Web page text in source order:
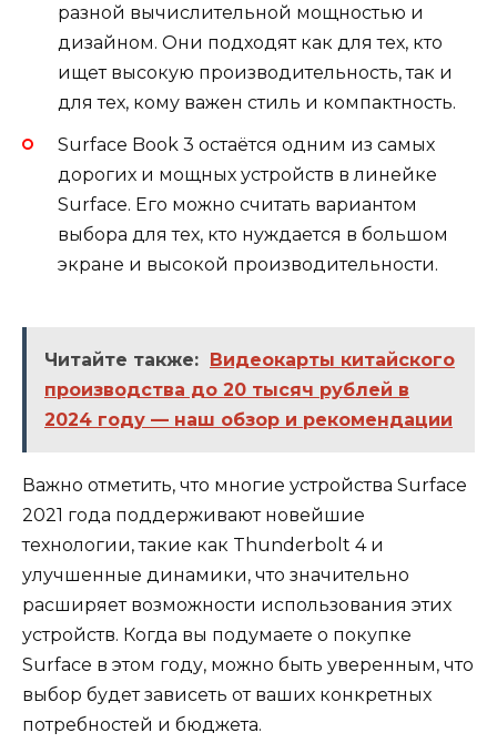
разной вычислительной мощностью и
дизайном. Они подходят как для тех, кто
ищет высокую производительность, так и
для тех, кому важен стиль и компактность.
Surface Book 3 остаётся одним из самых
дорогих и мощных устройств в линейке
Surface. Его можно считать вариантом
выбора для тех, кто нуждается в большом
экране и высокой производительности.
Читайте также: Видеокарты китайского
производства до 20 тысяч рублей в
2024 году — наш обзор и рекомендации
Важно отметить, что многие устройства Surface
2021 года поддерживают новейшие
технологии, такие как Thunderbolt 4 и
улучшенные динамики, что значительно
расширяет возможности использования этих
устройств. Когда вы подумаете о покупке
Surface в этом году, можно быть уверенным, что
выбор будет зависеть от ваших конкретных
потребностей и бюджета.